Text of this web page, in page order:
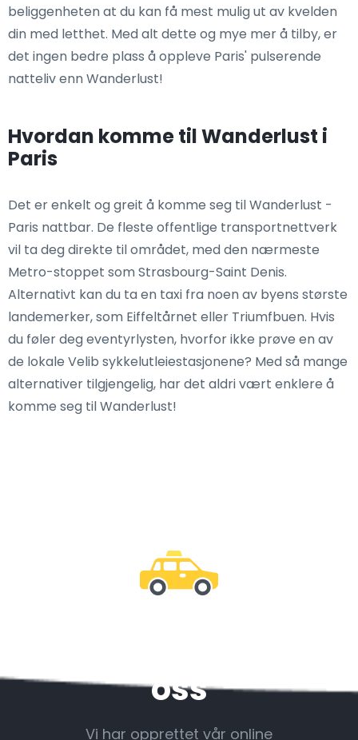
beliggenheten at du kan få mest mulig ut av kvelden
din med letthet. Med alt dette og mye mer å tilby, er
det ingen bedre plass å oppleve Paris' pulserende
natteliv enn Wanderlust!
Hvordan komme til Wanderlust i
Paris
Det er enkelt og greit å komme seg til Wanderlust -
Paris nattbar. De fleste offentlige transportnettverk
vil ta deg direkte til området, med den nærmeste
Metro-stoppet som Strasbourg-Saint Denis.
Alternativt kan du ta en taxi fra noen av byens største
landemerker, som Eiffeltårnet eller Triumfbuen. Hvis
du føler deg eventyrlysten, hvorfor ikke prøve en av
de lokale Velib sykkelutleiestasjonene? Med så mange
alternativer tilgjengelig, har det aldri vært enklere å
komme seg til Wanderlust!
oss
Vi har opprettet vår online